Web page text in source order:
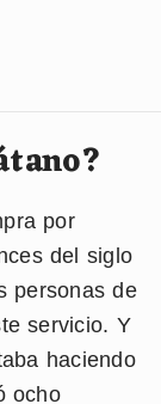
por
del siglo
personas de
servicio. Y
haciendo
ocho